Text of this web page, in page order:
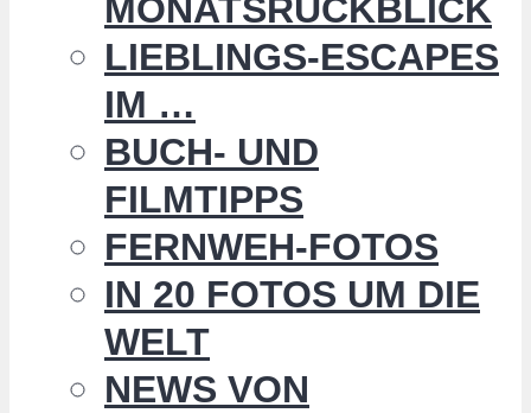
MONATSRÜCKBLICK
LIEBLINGS-ESCAPES
IM …
BUCH- UND
FILMTIPPS
FERNWEH-FOTOS
IN 20 FOTOS UM DIE
WELT
NEWS VON